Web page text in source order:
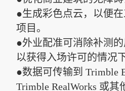
●生成彩色点云，以便
项目。
●外业配准可消除补测
以获得入场许可的情况
●数据可传输到 Trimble
Trimble RealWorks 或其